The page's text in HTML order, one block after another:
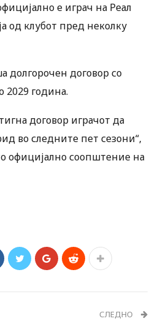
е играч на Реал
од клубот пред неколку
долгорочен договор со
2029 година.
договор играчот да
во следните пет сезони“,
официјално соопштение на
СЛЕДНО